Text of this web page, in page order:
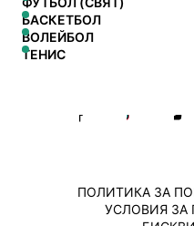
БАСКЕТБОЛ
ВОЛЕЙБОЛ
ТЕНИС
ПОЛИТИКА ЗА
УСЛОВИЯ ЗА